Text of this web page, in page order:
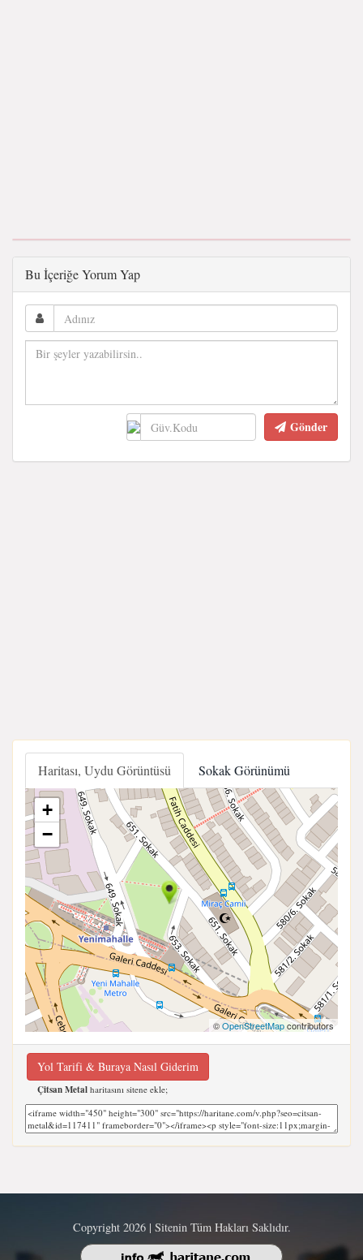
Bu İçeriğe Yorum Yap
Gönder
Haritası, Uydu Görüntüsü Sokak Görünümü
+
−
©OpenStreetMapcontributors
Yol Tarifi & Buraya Nasıl Giderim
Çitsan Metal haritasını sitene ekle;
Copyright 2026 | Sitenin Tüm Hakları Saklıdır.